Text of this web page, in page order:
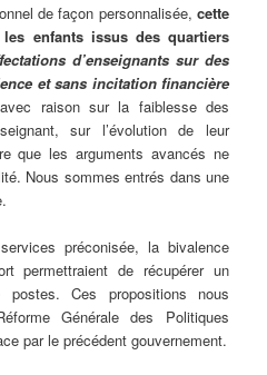
de façon personnalisée, cette
enfants issus des quartiers
d’enseignants sur des
et sans incitation financière
raison sur la faiblesse des
sur l’évolution de leur
que les arguments avancés ne
Nous sommes entrés dans une
préconisée, la bivalence
permettraient de récupérer un
postes. Ces propositions nous
Générale des Politiques
par le précédent gouvernement.